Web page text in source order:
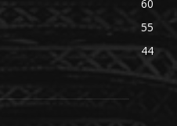
60
55
44